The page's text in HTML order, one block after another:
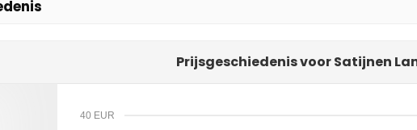
Prijsgeschiedenis voor Satijnen
40 EUR